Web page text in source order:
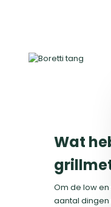
Wat
Om de low en
aantal dingen